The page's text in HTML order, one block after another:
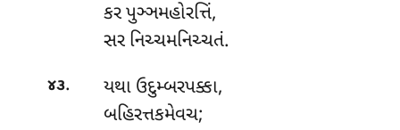
કર પુઞ્ઞમહોરત્તિં,
સર નિચ્ચમનિચ્ચતં.
૪૩. યથા ઉદુમ્બરપક્કા,
બહિરત્તકમેવચ;